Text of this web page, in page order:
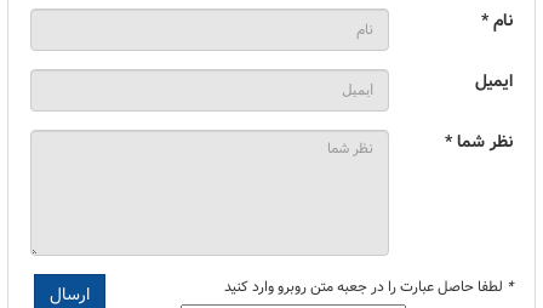
نام *
ایمیل
نظر شما *
* لطفا حاصل عبارت را در جعبه متن روبرو وارد کنید